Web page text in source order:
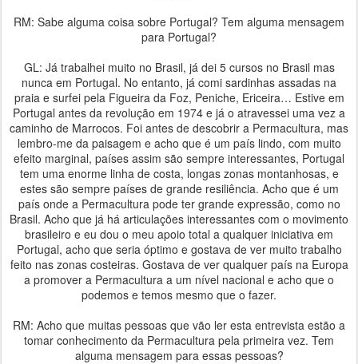
RM: Sabe alguma coisa sobre Portugal? Tem alguma mensagem
para Portugal?
GL: Já trabalhei muito no Brasil, já dei 5 cursos no Brasil mas
nunca em Portugal. No entanto, já comi sardinhas assadas na
praia e surfei pela Figueira da Foz, Peniche, Ericeira… Estive em
Portugal antes da revolução em 1974 e já o atravessei uma vez a
caminho de Marrocos. Foi antes de descobrir a Permacultura, mas
lembro-me da paisagem e acho que é um país lindo, com muito
efeito marginal, países assim são sempre interessantes, Portugal
tem uma enorme linha de costa, longas zonas montanhosas, e
estes são sempre países de grande resiliência. Acho que é um
país onde a Permacultura pode ter grande expressão, como no
Brasil. Acho que já há articulações interessantes com o movimento
brasileiro e eu dou o meu apoio total a qualquer iniciativa em
Portugal, acho que seria óptimo e gostava de ver muito trabalho
feito nas zonas costeiras. Gostava de ver qualquer país na Europa
a promover a Permacultura a um nível nacional e acho que o
podemos e temos mesmo que o fazer.
RM: Acho que muitas pessoas que vão ler esta entrevista estão a
tomar conhecimento da Permacultura pela primeira vez. Tem
alguma mensagem para essas pessoas?